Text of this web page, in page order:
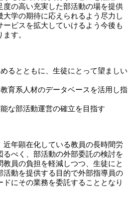
度の高い充実した部活動の場を提供
学の期待に応えられるよう尽力し
ビスを拡大していけるよう今後も
す。
るとともに、生徒にとって望ましい
育系人材のデータベースを活用し指
な部活動運営の確立を目指す
近年顕在化している教員の長時間労
るべく、部活動の外部委託の検討を
員の負担を軽減しつつ、生徒にと
活動を提供する目的で外部指導員の
にその業務を委託することとなり